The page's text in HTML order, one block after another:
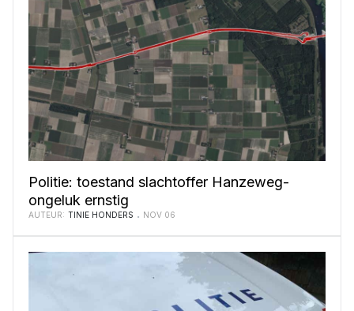
Politie: toestand slachtoffer Hanzeweg-
ongeluk ernstig
AUTEUR: TINIE HONDERS NOV 06